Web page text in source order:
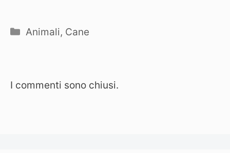
Categorie
Animali, Cane
I commenti sono chiusi.